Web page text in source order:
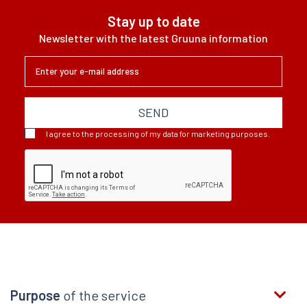
Stay up to date
Newsletter with the latest Gruuna information
SEND
I agree to the processing of my data for marketing purposes.
Purpose of the service